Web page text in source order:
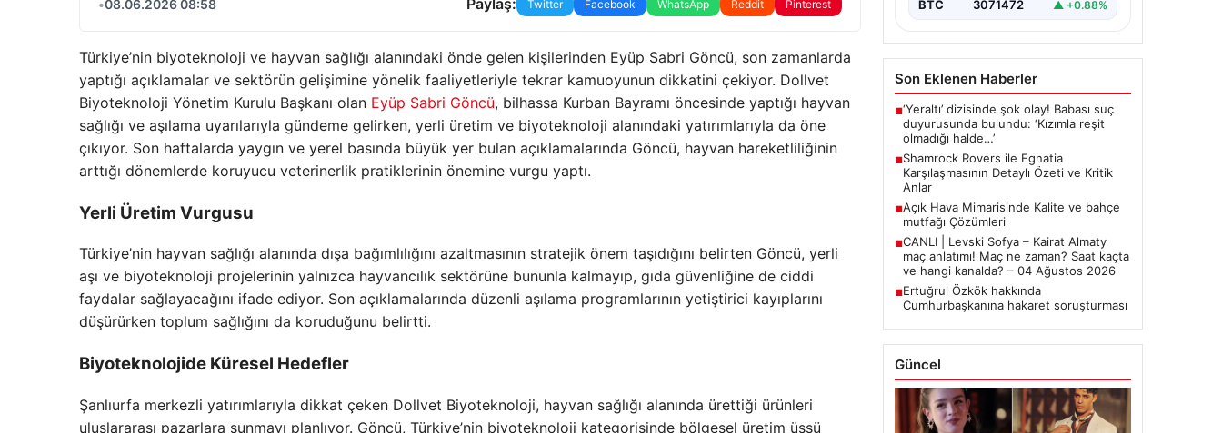
•08.06.2026 08:58 Paylaş: Twitter Facebook WhatsApp Reddit Pinterest
Türkiye’nin biyoteknoloji ve hayvan sağlığı alanındaki önde gelen kişilerinden Eyüp Sabri Göncü, son zamanlarda
yaptığı açıklamalar ve sektörün gelişimine yönelik faaliyetleriyle tekrar kamuoyunun dikkatini çekiyor. Dollvet
Biyoteknoloji Yönetim Kurulu Başkanı olan Eyüp Sabri Göncü, bilhassa Kurban Bayramı öncesinde yaptığı hayvan
sağlığı ve aşılama uyarılarıyla gündeme gelirken, yerli üretim ve biyoteknoloji alanındaki yatırımlarıyla da öne
çıkıyor. Son haftalarda yaygın ve yerel basında büyük yer bulan açıklamalarında Göncü, hayvan hareketliliğinin
arttığı dönemlerde koruyucu veterinerlik pratiklerinin önemine vurgu yaptı.
Yerli Üretim Vurgusu
Türkiye’nin hayvan sağlığı alanında dışa bağımlılığını azaltmasının stratejik önem taşıdığını belirten Göncü, yerli
aşı ve biyoteknoloji projelerinin yalnızca hayvancılık sektörüne bununla kalmayıp, gıda güvenliğine de ciddi
faydalar sağlayacağını ifade ediyor. Son açıklamalarında düzenli aşılama programlarının yetiştirici kayıplarını
düşürürken toplum sağlığını da koruduğunu belirtti.
Biyoteknolojide Küresel Hedefler
Şanlıurfa merkezli yatırımlarıyla dikkat çeken Dollvet Biyoteknoloji, hayvan sağlığı alanında ürettiği ürünleri
uluslararası pazarlara sunmayı planlıyor. Göncü, Türkiye’nin biyoteknoloji kategorisinde bölgesel üretim üssü
BTC 3071472 ▲ +0.88%
Son Eklenen Haberler
■‘Yeraltı’ dizisinde şok olay! Babası suç
duyurusunda bulundu: ‘Kızımla reşit
olmadığı halde…’
■Shamrock Rovers ile Egnatia
Karşılaşmasının Detaylı Özeti ve Kritik
Anlar
■Açık Hava Mimarisinde Kalite ve bahçe
mutfağı Çözümleri
■CANLI | Levski Sofya – Kairat Almaty
maç anlatımı! Maç ne zaman? Saat kaçta
ve hangi kanalda? – 04 Ağustos 2026
■Ertuğrul Özkök hakkında
Cumhurbaşkanına hakaret soruşturması
Güncel